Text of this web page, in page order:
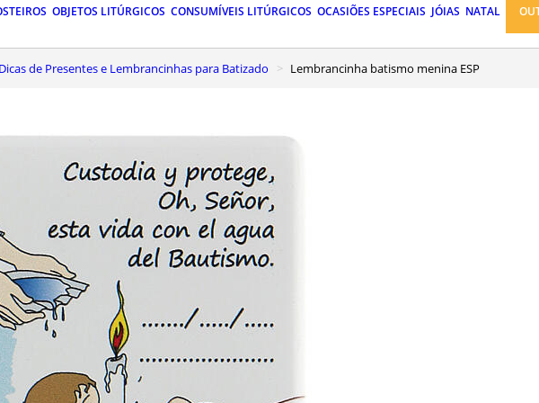
OBJETOS LITÚRGICOS CONSUMÍVEIS LITÚRGICOS OCASIÕES ESPECIAIS JÓIAS NATAL
Dicas de Presentes e Lembrancinhas para Batizado Lembrancinha batismo menina ESP